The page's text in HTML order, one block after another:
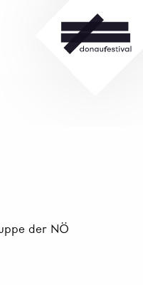
der NÖ